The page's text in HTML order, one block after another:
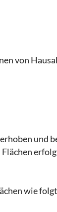
von
und
wie